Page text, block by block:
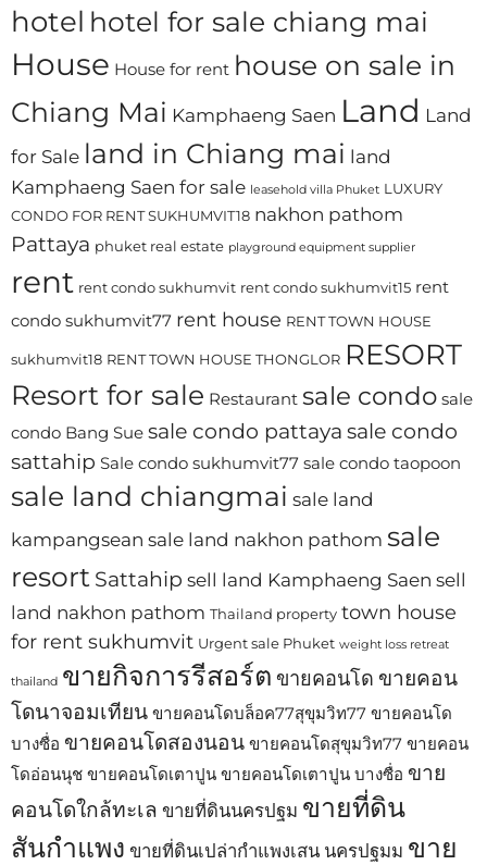
hotel hotel for sale chiang mai
House House for rent house on sale in
Chiang Mai Kamphaeng Saen Land Land
for Sale land in Chiang mai land
Kamphaeng Saen for sale leasehold villa Phuket LUXURY
CONDO FOR RENT SUKHUMVIT18 nakhon pathom
Pattaya phuket real estate playground equipment supplier
rent rent condo sukhumvit rent condo sukhumvit15 rent
condo sukhumvit77 rent house RENT TOWN HOUSE
sukhumvit18 RENT TOWN HOUSE THONGLOR RESORT
Resort for sale Restaurant sale condo sale
condo Bang Sue sale condo pattaya sale condo
sattahip Sale condo sukhumvit77 sale condo taopoon
sale land chiangmai sale land
kampangsean sale land nakhon pathom sale
resort Sattahip sell land Kamphaeng Saen sell
land nakhon pathom Thailand property town house
for rent sukhumvit Urgent sale Phuket weight loss retreat
thailand ขายกิจการรีสอร์ต ขายคอนโด ขายคอน
โดนาจอมเทียน ขายคอนโดบล็อค77สุขุมวิท77 ขายคอนโด
บางซื่อ ขายคอนโดสองนอน ขายคอนโดสุขุมวิท77 ขายคอน
โดอ่อนนุช ขายคอนโดเตาปูน ขายคอนโดเตาปูน บางซื่อ ขาย
คอนโดใกล้ทะเล ขายที่ดินนครปฐม ขายที่ดิน
สันกำแพง ขายที่ดินเปล่ากำแพงเสน นครปฐมม ขาย